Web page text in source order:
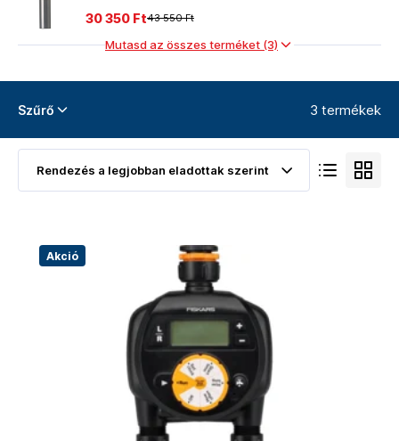
43 550 Ft
30 350 Ft
Mutasd az összes terméket (3)
Szűrő 3 termékek
Akció